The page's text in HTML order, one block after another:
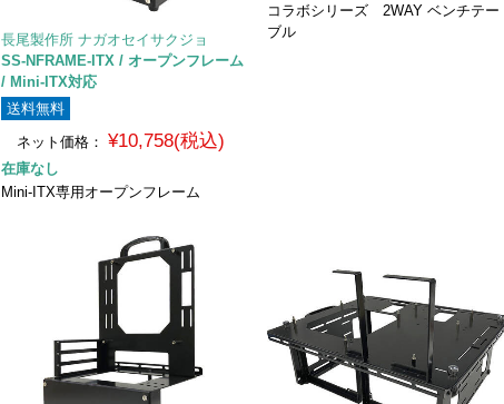
長尾製作所 ナガオセイサクジョ
SS-NFRAME-ITX / オープンフレーム
/ Mini-ITX対応
送料無料
ネット価格：
¥10,758(税込)
在庫なし
Mini-ITX専用オープンフレーム
コラボシリーズ 2WAY ベンチテー
ブル